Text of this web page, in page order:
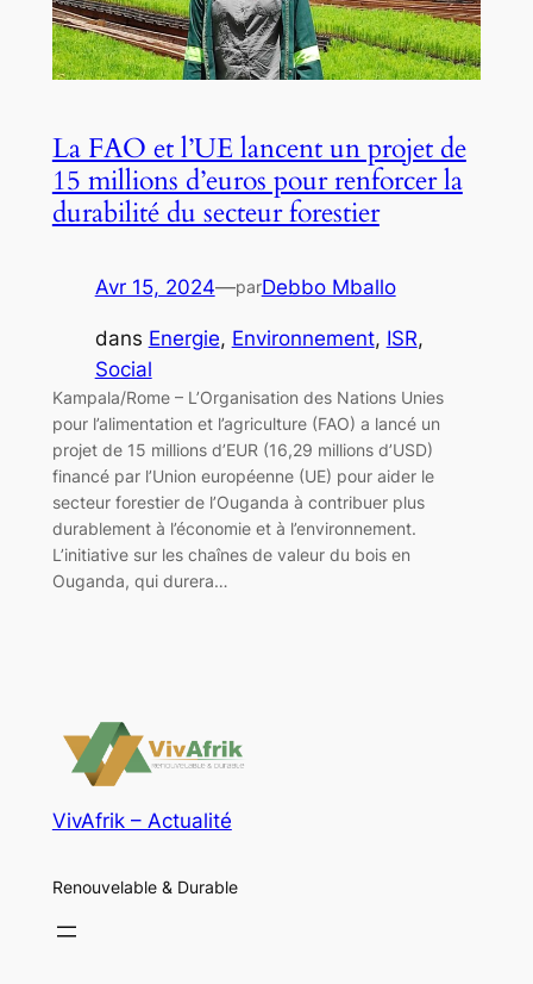
La FAO et l’UE lancent un projet de
15 millions d’euros pour renforcer la
durabilité du secteur forestier
Avr 15, 2024—parDebbo Mballo
dans Energie, Environnement, ISR
Social
Kampala/Rome – L’Organisation des Nations Unies
pour l’alimentation et l’agriculture (FAO) a lancé un
projet de 15 millions d’EUR (16,29 millions d’USD)
financé par l’Union européenne (UE) pour aider le
secteur forestier de l’Ouganda à contribuer plus
durablement à l’économie et à l’environnement.
L’initiative sur les chaînes de valeur du bois en
Ouganda, qui durera…
VivAfrik – Actualité
Renouvelable & Durable